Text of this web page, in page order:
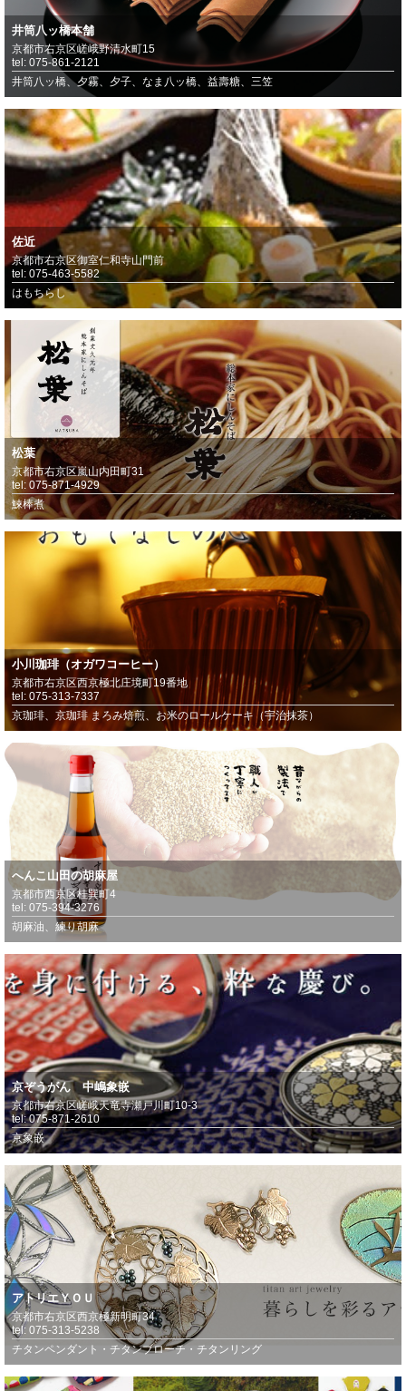
井筒八ッ橋本舗
京都市右京区嵯峨野清水町15
tel: 075-861-2121
井筒八ッ橋、夕霧、夕子、なま八ッ橋、益壽糖、三笠
佐近
京都市右京区御室仁和寺山門前
tel: 075-463-5582
はもちらし
松葉
京都市右京区嵐山内田町31
tel: 075-871-4929
鰊棒煮
小川珈琲（オガワコーヒー）
京都市右京区西京極北庄境町19番地
tel: 075-313-7337
京珈琲、京珈琲 まろみ焙煎、お米のロールケーキ（宇治抹茶）
へんこ山田の胡麻屋
京都市西京区桂巽町4
tel: 075-394-3276
胡麻油、練り胡麻
京ぞうがん 中嶋象嵌
京都市右京区嵯峨天竜寺瀬戸川町10-3
tel: 075-871-2610
京象嵌
アトリエＹＯＵ
京都市右京区西京極新明町34
tel: 075-313-5238
チタンペンダント・チタンブローチ・チタンリング